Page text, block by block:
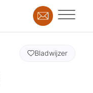
Bladwijzer